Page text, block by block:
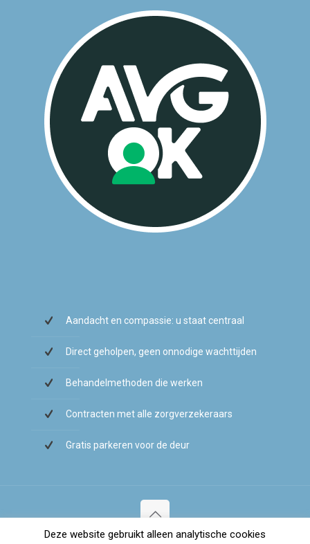
Aandacht en compassie: u staat centraal
Direct geholpen, geen onnodige wachttijden
Behandelmethoden die werken
Contracten met alle zorgverzekeraars
Gratis parkeren voor de deur
Deze website gebruikt alleen analytische cookies